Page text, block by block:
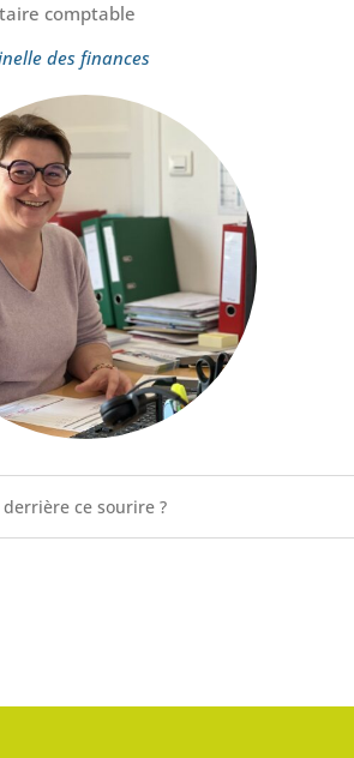
comptable
des finances
derrière ce sourire ?